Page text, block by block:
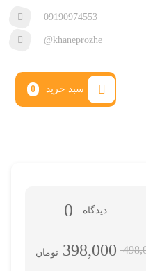
09190974553
@khaneprozhe
سبد خرید 0
دیدگاه 0
تومان398,000